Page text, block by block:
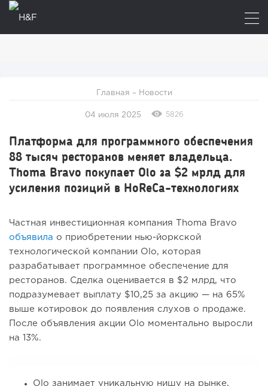
Главная – Новости
04 июля 2025 5826
Платформа для программного обеспечения
88 тысяч ресторанов меняет владельца.
Thoma Bravo покупает Olo за $2 мрлд для
усиления позиций в HoReCa-технологиях
Частная инвестиционная компания Thoma Bravo
объявила о приобретении нью-йоркской
технологической компании Olo, которая
разрабатывает программное обеспечение для
ресторанов. Сделка оценивается в $2 млрд, что
подразумевает выплату $10,25 за акцию — на 65%
выше котировок до появления слухов о продаже.
После объявления акции Olo моментально выросли
на 13%.
Olo занимает уникальную нишу на рынке,